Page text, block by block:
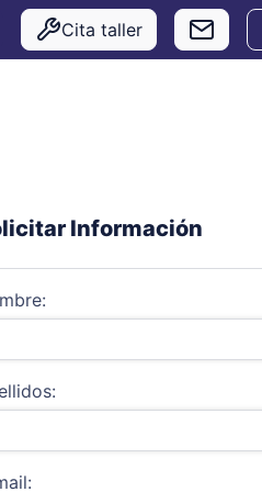
Cita taller
Información